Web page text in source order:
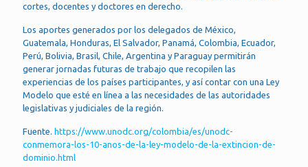
cortes, docentes y doctores en derecho.
Los aportes generados por los delegados de México,
Guatemala, Honduras, El Salvador, Panamá, Colombia, Ecuador,
Perú, Bolivia, Brasil, Chile, Argentina y Paraguay permitirán
generar jornadas futuras de trabajo que recopilen las
experiencias de los países participantes, y así contar con una Ley
Modelo que esté en línea a las necesidades de las autoridades
legislativas y judiciales de la región.
Fuente. https://www.unodc.org/colombia/es/unodc-
conmemora-los-10-anos-de-la-ley-modelo-de-la-extincion-de-
dominio.html